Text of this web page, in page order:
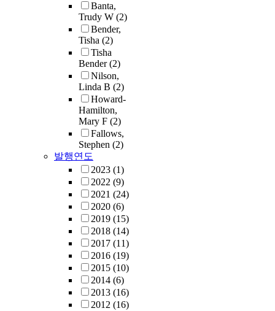
Banta,
Trudy W (2)
Bender,
Tisha (2)
Tisha
Bender(2)
Nilson,
Linda B (2)
Howard-
Hamilton,
Mary F (2)
Fallows,
Stephen (2)
발행연도
2023 (1)
2022 (9)
2021 (24)
2020 (6)
2019 (15)
2018 (14)
2017 (11)
2016 (19)
2015 (10)
2014 (6)
2013 (16)
2012 (16)